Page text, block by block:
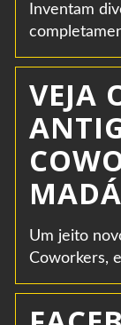
Inventam
VEJA
MADÁ
Um jeito
Coworkers,